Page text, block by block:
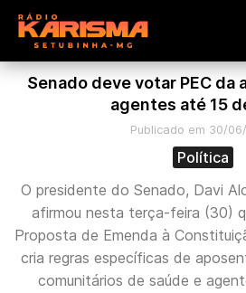
Senado deve votar PEC da
agentes até 15
Publicado em 30/
Política
O presidente do Senado, Davi
afirmou nesta terça-feira (30)
Proposta de Emenda à
cria regras específicas de
comunitários de saúde e